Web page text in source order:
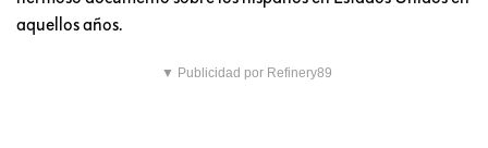
aquellos años.
▼ Publicidad por Refinery89